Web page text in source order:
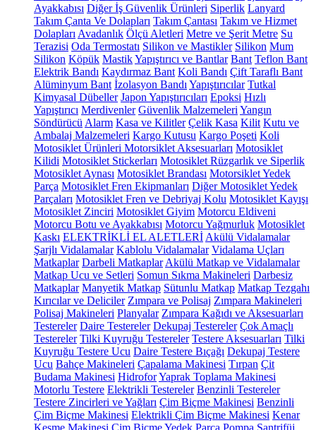
Ayakkabısı Diğer İş Güvenlik Ürünleri Siperlik Lanyard
Takım Çanta Ve Dolapları Takım Çantası Takım ve Hizmet
Dolapları Avadanlık Ölçü Aletleri Metre ve Şerit Metre Su
Terazisi Oda Termostatı Silikon ve Mastikler Silikon Mum
Silikon Köpük MastikYapıştırıcı ve Bantlar Bant Teflon Bant
Elektrik Bandı Kaydırmaz Bant Koli Bandı Çift Taraflı Bant
Alüminyum Bant İzolasyon Bandı Yapıştırıcılar Tutkal
Kimyasal Dübeller Japon Yapıştırıcıları Epoksi Hızlı
Yapıştırıcı Merdivenler Güvenlik Malzemeleri Yangın
Söndürücü Alarm Kasa ve Kilitler Çelik Kasa Kilit Kutu ve
Ambalaj Malzemeleri Kargo Kutusu Kargo Poşeti Koli
Motosiklet Ürünleri Motorsiklet Aksesuarları Motosiklet
Kilidi Motosiklet Stickerları Motosiklet Rüzgarlık ve Siperlik
Motosiklet Aynası Motosiklet Brandası Motorsiklet Yedek
Parça Motosiklet Fren Ekipmanları Diğer Motosiklet Yedek
Parçaları Motosiklet Fren ve Debriyaj Kolu Motosiklet Kayışı
Motosiklet Zinciri Motosiklet Giyim Motorcu Eldiveni
Motorcu Botu ve Ayakkabısı Motorcu Yağmurluk Motosiklet
Kaskı ELEKTRİKLİ EL ALETLERİ Akülü Vidalamalar
Şarjlı Vidalamalar Kablolu Vidalamalar Vidalama Uçları
Matkaplar Darbeli Matkaplar Akülü Matkap ve Vidalamalar
Matkap Ucu ve Setleri Somun Sıkma Makineleri Darbesiz
Matkaplar Manyetik Matkap Sütunlu Matkap Matkap Tezgahı
Kırıcılar ve Deliciler Zımpara ve Polisaj Zımpara Makineleri
Polisaj Makineleri Planyalar Zımpara Kağıdı ve Aksesuarları
Testereler Daire Testereler Dekupaj Testereler Çok Amaçlı
Testereler Tilki Kuyruğu Testereler Testere Aksesuarları Tilki
Kuyruğu Testere Ucu Daire Testere Bıçağı Dekupaj Testere
Ucu Bahçe Makineleri Çapalama Makinesi Tırpan Çit
Budama Makinesi HidroforYaprak Toplama Makinesi
Motorlu Testere Elektrikli Testereler Benzinli Testereler
Testere Zincirleri ve Yağları Çim Biçme Makinesi Benzinli
Çim Biçme Makinesi Elektrikli Çim Biçme Makinesi Kenar
Kesme Makinesi Çim Biçme Yedek Parça Pompa Santrifüj